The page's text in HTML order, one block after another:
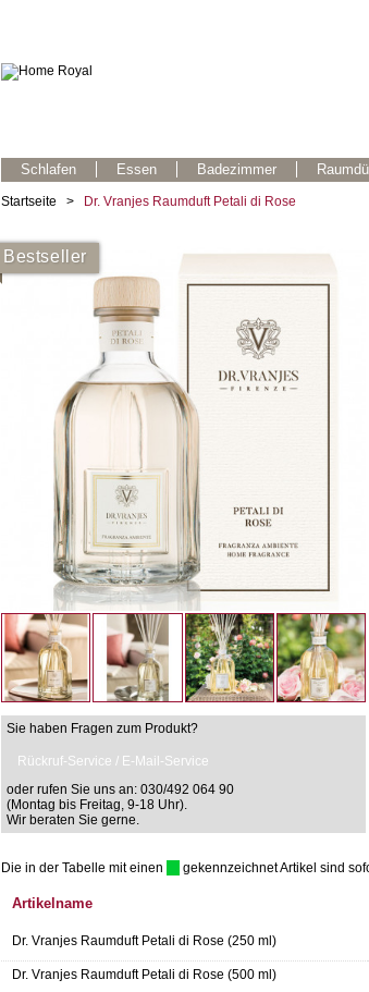
Schlafen Essen Badezimmer
Startseite > Dr. Vranjes Raumduft Petali di Rose
Bestseller
Sie haben Fragen zum Produkt?
Rückruf-Service / E-Mail-Service
oder rufen Sie uns an: 030/492 064 90
(Montag bis Freitag, 9-18 Uhr).
Wir beraten Sie gerne.
Die in der Tabelle mit einen gekennzeichnet Artikel sind
Artikelname
Dr. Vranjes Raumduft Petali di Rose (250 ml)
Dr. Vranjes Raumduft Petali di Rose (500 ml)